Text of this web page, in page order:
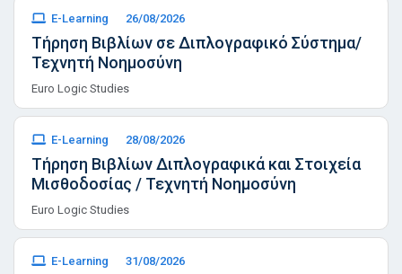
E-Learning 26/08/2026
Τήρηση Βιβλίων σε Διπλογραφικό Σύστημα/
Τεχνητή Νοημοσύνη
Euro Logic Studies
E-Learning 28/08/2026
Τήρηση Βιβλίων Διπλογραφικά και Στοιχεία
Μισθοδοσίας / Τεχνητή Νοημοσύνη
Euro Logic Studies
E-Learning 31/08/2026